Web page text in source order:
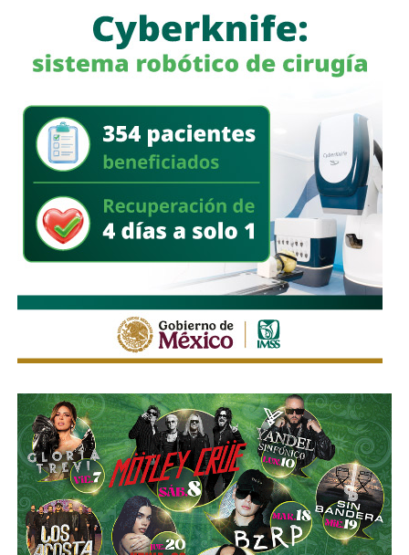
propósito de prevenir incidentes y salvaguardar la
integridad de las familias de Villa de Pozos.
Fenapo 2026